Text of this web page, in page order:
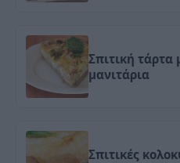
Σπιτική τάρτα
μανιτάρια
Σπιτικές